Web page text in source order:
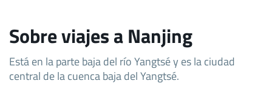
Sobre viajes a Nanjing
Está en la parte baja del río Yangtsé y es la ciudad
central de la cuenca baja del Yangtsé.